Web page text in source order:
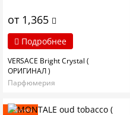
от 1,365
Подробнее
VERSACE Bright Crystal (
ОРИГИНАЛ )
Парфюмерия
Новинка